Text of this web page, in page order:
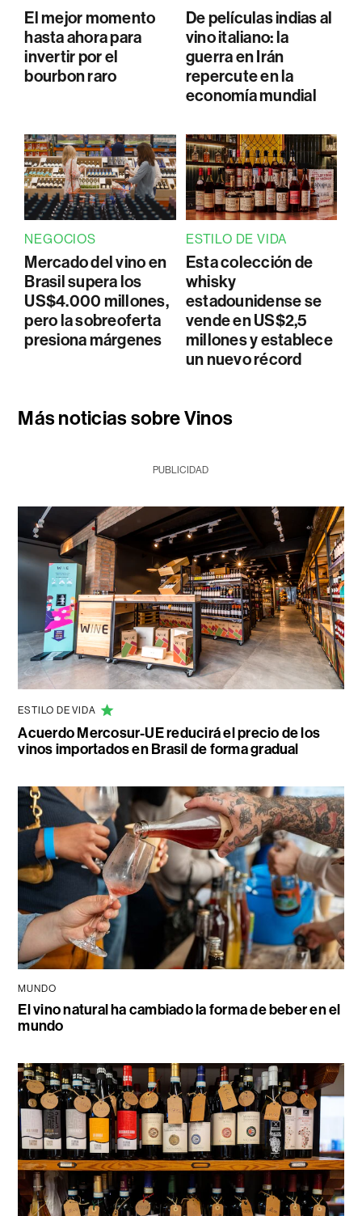
El mejor momento
hasta ahora para
invertir por el
bourbon raro
De películas indias al
vino italiano: la
guerra en Irán
repercute en la
economía mundial
NEGOCIOS
Mercado del vino en
Brasil supera los
US$4.000 millones,
pero la sobreoferta
presiona márgenes
ESTILO DE VIDA
Esta colección de
whisky
estadounidense se
vende en US$2,5
millones y establece
un nuevo récord
Más noticias sobre Vinos
PUBLICIDAD
ESTILO DE VIDA
Acuerdo Mercosur-UE reducirá el precio de los
vinos importados en Brasil de forma gradual
MUNDO
El vino natural ha cambiado la forma de beber en el
mundo